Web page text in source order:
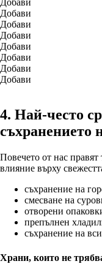
Добави
Добави
Добави
Добави
Добави
Добави
Добави
4. Най-често
съхранението
Повечето от нас
влияние върху
съхранение на
смесване на
отворени
препълнен
съхранение на
Храни, които не